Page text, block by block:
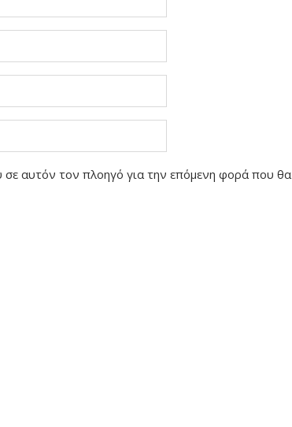
αυτόν τον πλοηγό για την επόμενη φορά που θα